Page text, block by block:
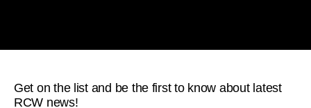
Get on the list and be the first to know about latest
RCW news!